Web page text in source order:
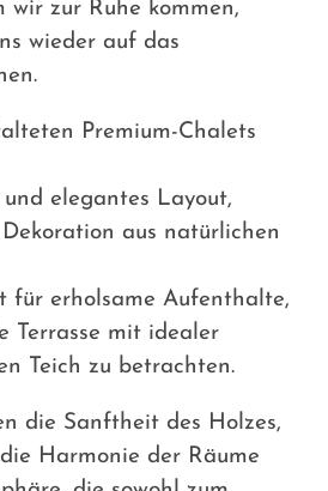
wir zur Ruhe kommen,
wieder auf das
Premium-Chalets
elegantes Layout,
aus natürlichen
für erholsame Aufenthalte,
Terrasse mit idealer
Teich zu betrachten.
die Sanftheit des Holzes,
Harmonie der Räume